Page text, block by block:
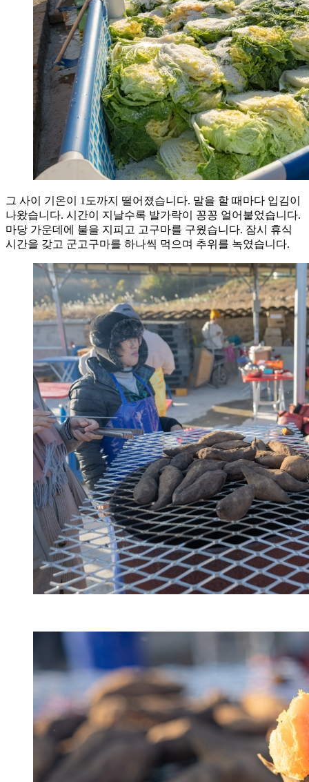
그 사이 기온이 1도까지 떨어졌습니다. 말을 할 때마다 입김이
나왔습니다. 시간이 지날수록 발가락이 꽁꽁 얼어붙었습니다.
마당 가운데에 불을 지피고 고구마를 구웠습니다. 잠시 휴식
시간을 갖고 군고구마를 하나씩 먹으며 추위를 녹였습니다.